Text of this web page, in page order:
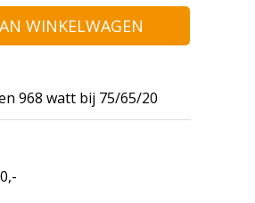
WINKELWAGEN
968 watt bij 75/65/20